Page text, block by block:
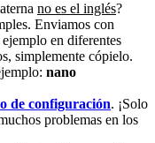
no es el inglés?
Enviamos con
en diferentes
simplemente cópielo.
nano
de configuración. ¡Solo
problemas en los